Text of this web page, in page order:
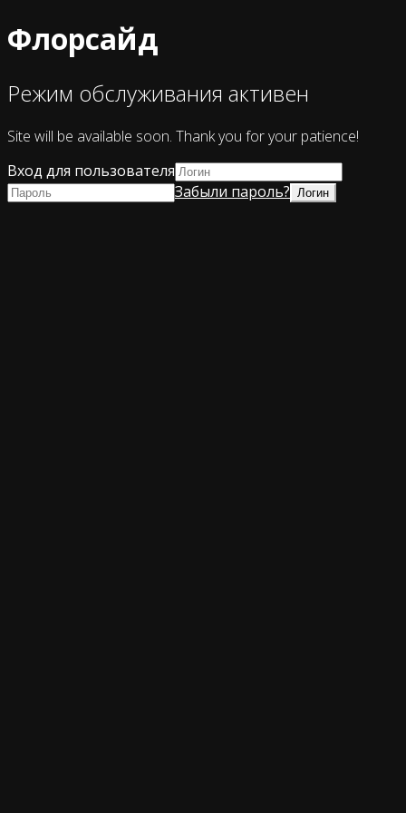
Флорсайд
Режим обслуживания активен
Site will be available soon. Thank you for your patience!
Вход для пользователя
Забыли пароль?